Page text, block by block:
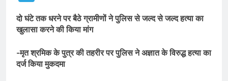
दो घंटे तक धरने पर बैठे ग्रामीणों ने पुलिस से जल्द से जल्द हत्या का
खुलासा करने की किया मांग
-मृत श्रमिक के पुत्र की तहरीर पर पुलिस ने अज्ञात के विरुद्ध हत्या का
दर्ज किया मुकदमा